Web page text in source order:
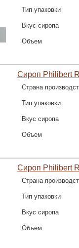
Тип упаковки
Вкус сиропа
Объем
Сироп Philibert
Страна
Тип упаковки
Вкус сиропа
Объем
Сироп Philibert
Страна
Тип упаковки
Вкус сиропа
Объем